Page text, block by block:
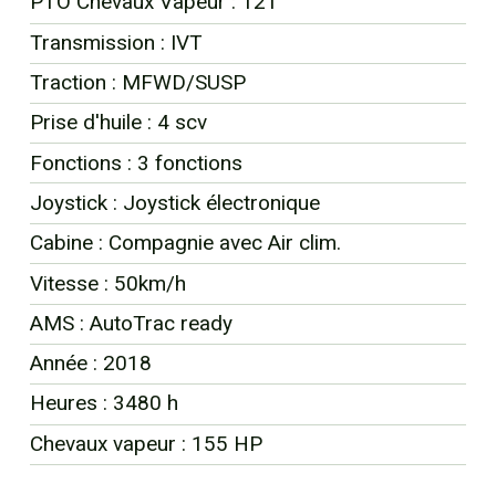
Transmission : IVT
Traction : MFWD/SUSP
Prise d'huile : 4 scv
Fonctions : 3 fonctions
Joystick : Joystick électronique
Cabine : Compagnie avec Air clim.
Vitesse : 50km/h
AMS : AutoTrac ready
Année : 2018
Heures : 3480 h
Chevaux vapeur : 155 HP
EN